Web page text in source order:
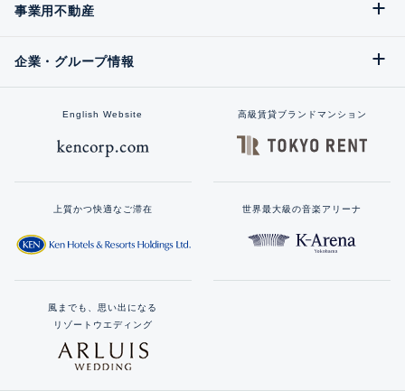
事業用不動産
企業・グループ情報
English Website 高級賃貸ブランドマンション
上質かつ快適なご滞在 世界最大級の音楽アリーナ
風までも、思い出になる
リゾートウエディング